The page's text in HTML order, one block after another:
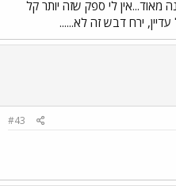
מאוד...אין לי ספק שזה יותר קל
ירח דבש זה לא......
#43